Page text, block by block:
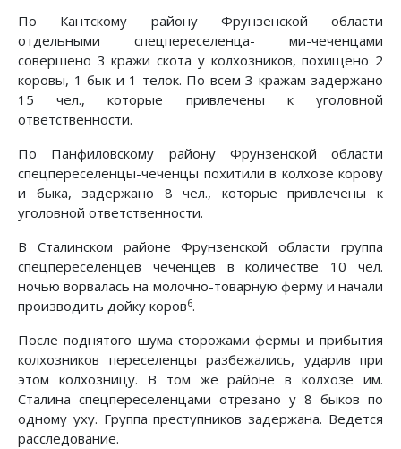
По Кантскому району Фрунзенской области
отдельными спецпереселенца- ми-чеченцами
совершено 3 кражи скота у колхозников, похищено 2
коровы, 1 бык и 1 телок. По всем 3 кражам задержано
15 чел., которые привлечены к уголовной
ответственности.
По Панфиловскому району Фрунзенской области
спецпереселенцы-чеченцы похитили в колхозе корову
и быка, задержано 8 чел., которые привлечены к
уголовной ответственности.
В Сталинском районе Фрунзенской области группа
спецпереселенцев чеченцев в количестве 10 чел.
ночью ворвалась на молочно-товарную ферму и начали
производить дойку коров6.
После поднятого шума сторожами фермы и прибытия
колхозников переселенцы разбежались, ударив при
этом колхозницу. В том же районе в колхозе им.
Сталина спецпереселенцами отрезано у 8 быков по
одному уху. Группа преступников задержана. Ведется
расследование.